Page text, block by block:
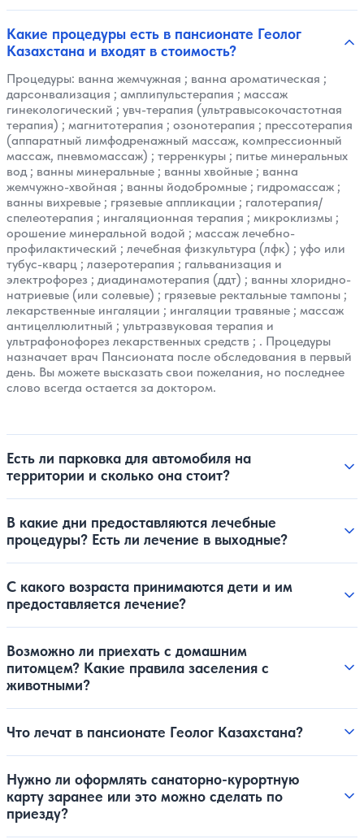
Какие процедуры есть в пансионате Геолог
Казахстана и входят в стоимость?
Процедуры: ванна жемчужная ; ванна ароматическая ;
дарсонвализация ; амплипульстерапия ; массаж
гинекологический ; увч-терапия (ультравысокочастотная
терапия) ; магнитотерапия ; озонотерапия ; прессотерапия
(аппаратный лимфодренажный массаж, компрессионный
массаж, пневмомассаж) ; терренкуры ; питье минеральных
вод; ванны минеральные ; ванны хвойные ; ванна
жемчужно-хвойная ; ванны йодобромные ; гидромассаж ;
ванны вихревые ; грязевые аппликации ; галотерапия/
спелеотерапия ; ингаляционная терапия ; микроклизмы ;
орошение минеральной водой ; массаж лечебно-
профилактический ; лечебная физкультура (лфк) ; уфо или
тубус-кварц ; лазеротерапия ; гальванизация и
электрофорез ; диадинамотерапия (ддт) ; ванны хлоридно-
натриевые (или солевые) ; грязевые ректальные тампоны ;
лекарственные ингаляции ; ингаляции травяные ; массаж
антицеллюлитный ; ультразвуковая терапия и
ультрафонофорез лекарственных средств ; . Процедуры
назначает врач Пансионата после обследования в первый
день. Вы можете высказать свои пожелания, но последнее
слово всегда остается за доктором.
Есть ли парковка для автомобиля на
территории и сколько она стоит?
В какие дни предоставляются лечебные
процедуры? Есть ли лечение в выходные?
С какого возраста принимаются дети и им
предоставляется лечение?
Возможно ли приехать с домашним
питомцем? Какие правила заселения с
животными?
Что лечат в пансионате Геолог Казахстана?
Нужно ли оформлять санаторно-курортную
карту заранее или это можно сделать по
приезду?